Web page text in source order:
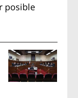
posible